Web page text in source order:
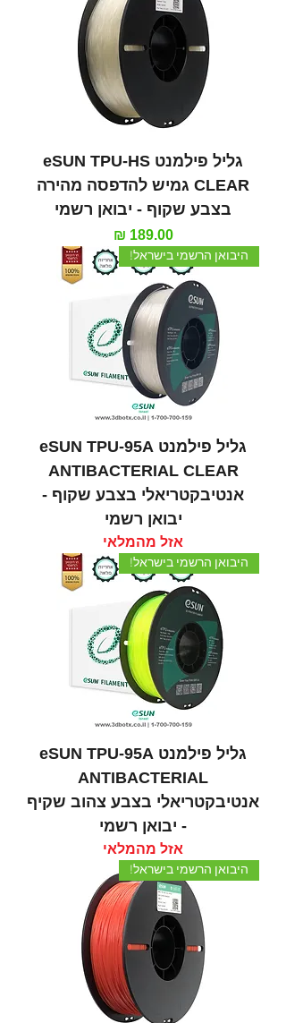
גליל פילמנט eSUN TPU-HS
CLEAR גמיש להדפסה מהירה
בצבע שקוף - יבואן רשמי
מחיר‏189.00 ‏₪
היבואן הרשמי בישראל!
גליל פילמנט eSUN TPU-95A
ANTIBACTERIAL CLEAR
אנטיבקטריאלי בצבע שקוף -
יבואן רשמי
אזל מהמלאי
היבואן הרשמי בישראל!
גליל פילמנט eSUN TPU-95A
ANTIBACTERIAL
אנטיבקטריאלי בצבע צהוב שקיף
- יבואן רשמי
אזל מהמלאי
היבואן הרשמי בישראל!